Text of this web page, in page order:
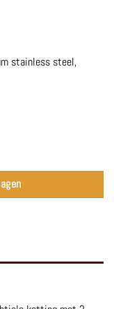
stainless steel,